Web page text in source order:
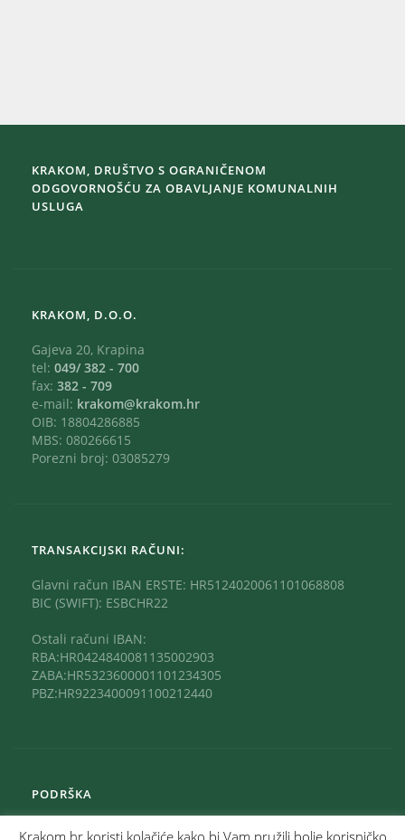
KRAKOM, DRUŠTVO S OGRANIČENOM
ODGOVORNOŠĆU ZA OBAVLJANJE KOMUNALNIH
USLUGA
KRAKOM, D.O.O.
Gajeva 20, Krapina
tel: 049/ 382 - 700
fax: 382 - 709
e-mail: krakom@krakom.hr
OIB: 18804286885
MBS: 080266615
Porezni broj: 03085279
TRANSAKCIJSKI RAČUNI:
Glavni račun IBAN ERSTE: HR5124020061101068808
BIC (SWIFT): ESBCHR22
Ostali računi IBAN:
RBA:HR0424840081135002903
ZABA:HR5323600001101234305
PBZ:HR9223400091100212440
PODRŠKA